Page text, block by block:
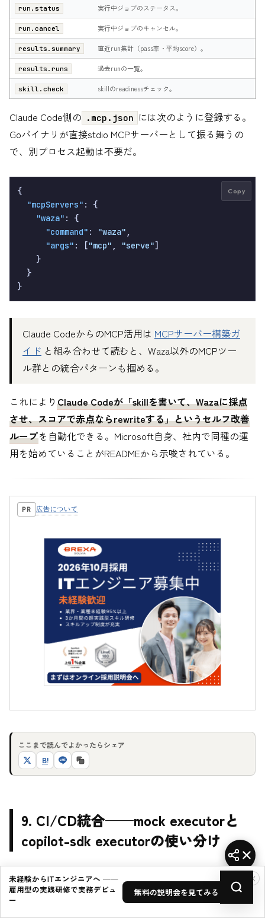
run.status 実行中ジョブのステータス。
run.cancel 実行中ジョブのキャンセル。
results.summary 直近run集計（pass率・平均score）。
results.runs 過去runの一覧。
skill.check skillのreadinessチェック。
Claude Code側の .mcp.json には次のように登録する。
Goバイナリが直接stdio MCPサーバーとして振る舞うの
で、別プロセス起動は不要だ。
{
"mcpServers" :
{
"waza" :
{
"command" : "waza" ,
"args" : ["mcp" , "serve"]
}
}
}
Copy
Claude CodeからのMCP活用は MCPサーバー構築ガ
イド と組み合わせて読むと、Waza以外のMCPツー
ル群との統合パターンも掴める。
これにより Claude Codeが「skillを書いて、Wazaに採点
させ、スコアで赤点ならrewriteする」というセルフ改善
ループを自動化できる。Microsoft自身、社内で同種の運
用を始めていることがREADMEから示唆されている。
PR 広告について
ここまで読んでよかったらシェア
B!
9. CI/CD統合——mock executorと
copilot-sdk executorの使い分け
WazaのCI戦略は「PRはmockで速く・mainはcopilot-sdk
で本物を叩く」の2段構えが基本だ。
×
未経験からITエンジニアへ ──
雇用型の実践研修で実務デビュ
ー
無料の説明会を見てみる →